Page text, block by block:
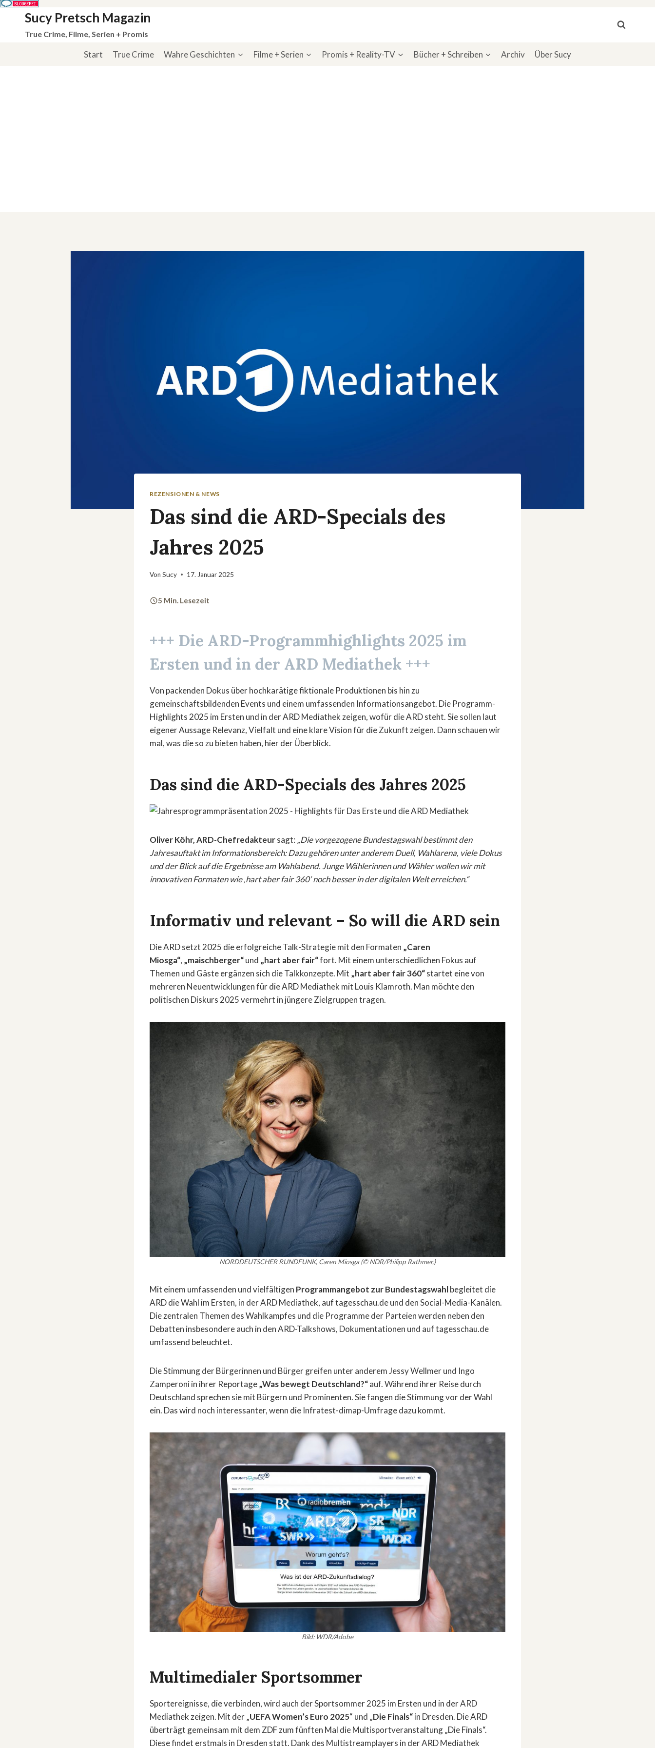
springen
Sucy Pretsch Magazin
True Crime, Filme, Serien + Promis
Start True Crime Wahre Geschichten Filme + Serien Promis + Reality-TV Bücher + Schreiben Archiv Über Sucy
REZENSIONEN & NEWS
Das sind die ARD-Specials des
Jahres 2025
Von Sucy 17. Januar 2025
5 Min. Lesezeit
+++ Die ARD-Programmhighlights 2025 im
Ersten und in der ARD Mediathek +++
Von packenden Dokus über hochkarätige fiktionale Produktionen bis hin zu
gemeinschaftsbildenden Events und einem umfassenden Informationsangebot. Die Programm-
Highlights 2025 im Ersten und in der ARD Mediathek zeigen, wofür die ARD steht. Sie sollen laut
eigener Aussage Relevanz, Vielfalt und eine klare Vision für die Zukunft zeigen. Dann schauen wir
mal, was die so zu bieten haben, hier der Überblick.
Das sind die ARD-Specials des Jahres 2025
Oliver Köhr, ARD-Chefredakteursagt: „Die vorgezogene Bundestagswahl bestimmt den
Jahresauftakt im Informationsbereich: Dazu gehören unter anderem Duell, Wahlarena, viele Dokus
und der Blick auf die Ergebnisse am Wahlabend. Junge Wählerinnen und Wähler wollen wir mit
innovativen Formaten wie ‚hart aber fair 360‘ noch besser in der digitalen Welt erreichen.“
Informativ und relevant – So will die ARD sein
Die ARD setzt 2025 die erfolgreiche Talk-Strategie mit den Formaten „Caren
Miosga“, „maischberger“und „hart aber fair“fort. Mit einem unterschiedlichen Fokus auf
Themen und Gäste ergänzen sich die Talkkonzepte. Mit „hart aber fair 360“startet eine von
mehreren Neuentwicklungen für die ARD Mediathek mit Louis Klamroth. Man möchte den
politischen Diskurs 2025 vermehrt in jüngere Zielgruppen tragen.
NORDDEUTSCHER RUNDFUNK, Caren Miosga (© NDR/Philipp Rathmer,)
Mit einem umfassenden und vielfältigen Programmangebot zur Bundestagswahlbegleitet die
ARD die Wahl im Ersten, in der ARD Mediathek, auf tagesschau.de und den Social-Media-Kanälen.
Die zentralen Themen des Wahlkampfes und die Programme der Parteien werden neben den
Debatten insbesondere auch in den ARD-Talkshows, Dokumentationen und auf tagesschau.de
umfassend beleuchtet.
Die Stimmung der Bürgerinnen und Bürger greifen unter anderem Jessy Wellmer und Ingo
Zamperoni in ihrer Reportage„Was bewegt Deutschland?“auf. Während ihrer Reise durch
Deutschland sprechen sie mit Bürgern und Prominenten. Sie fangen die Stimmung vor der Wahl
ein. Das wird noch interessanter, wenn die Infratest-dimap-Umfrage dazu kommt.
Bild: WDR/Adobe
Multimedialer Sportsommer
Sportereignisse, die verbinden, wird auch der Sportsommer 2025 im Ersten und in der ARD
Mediathek zeigen. Mit der „UEFA Women’s Euro 2025“ und „Die Finals“in Dresden. Die ARD
überträgt gemeinsam mit dem ZDF zum fünften Mal die Multisportveranstaltung „Die Finals“.
Diese findet erstmals in Dresden statt. Dank des Multistreamplayers in der ARD Mediathek